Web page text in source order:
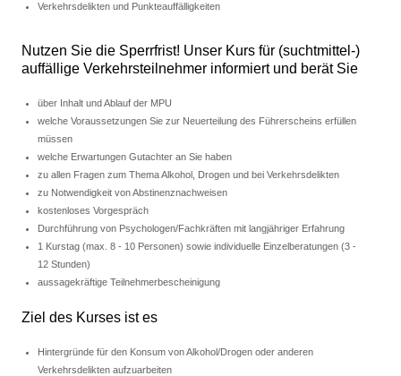
Verkehrsdelikten und Punkteauffälligkeiten
Nutzen Sie die Sperrfrist! Unser Kurs für (suchtmittel-)
auffällige Verkehrsteilnehmer informiert und berät Sie
über Inhalt und Ablauf der MPU
welche Voraussetzungen Sie zur Neuerteilung des Führerscheins erfüllen
müssen
welche Erwartungen Gutachter an Sie haben
zu allen Fragen zum Thema Alkohol, Drogen und bei Verkehrsdelikten
zu Notwendigkeit von Abstinenznachweisen
kostenloses Vorgespräch
Durchführung von Psychologen/Fachkräften mit langjähriger Erfahrung
1 Kurstag (max. 8 - 10 Personen) sowie individuelle Einzelberatungen (3 -
12 Stunden)
aussagekräftige Teilnehmerbescheinigung
Ziel des Kurses ist es
Hintergründe für den Konsum von Alkohol/Drogen oder anderen
Verkehrsdelikten aufzuarbeiten